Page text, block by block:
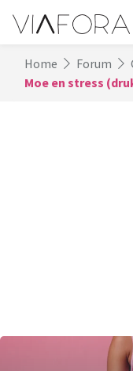
Home Forum
Moe en stress